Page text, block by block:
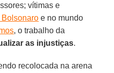
vítimas e
Bolsonaro e no mundo
, o trabalho da
as injustiças.
recolocada na arena